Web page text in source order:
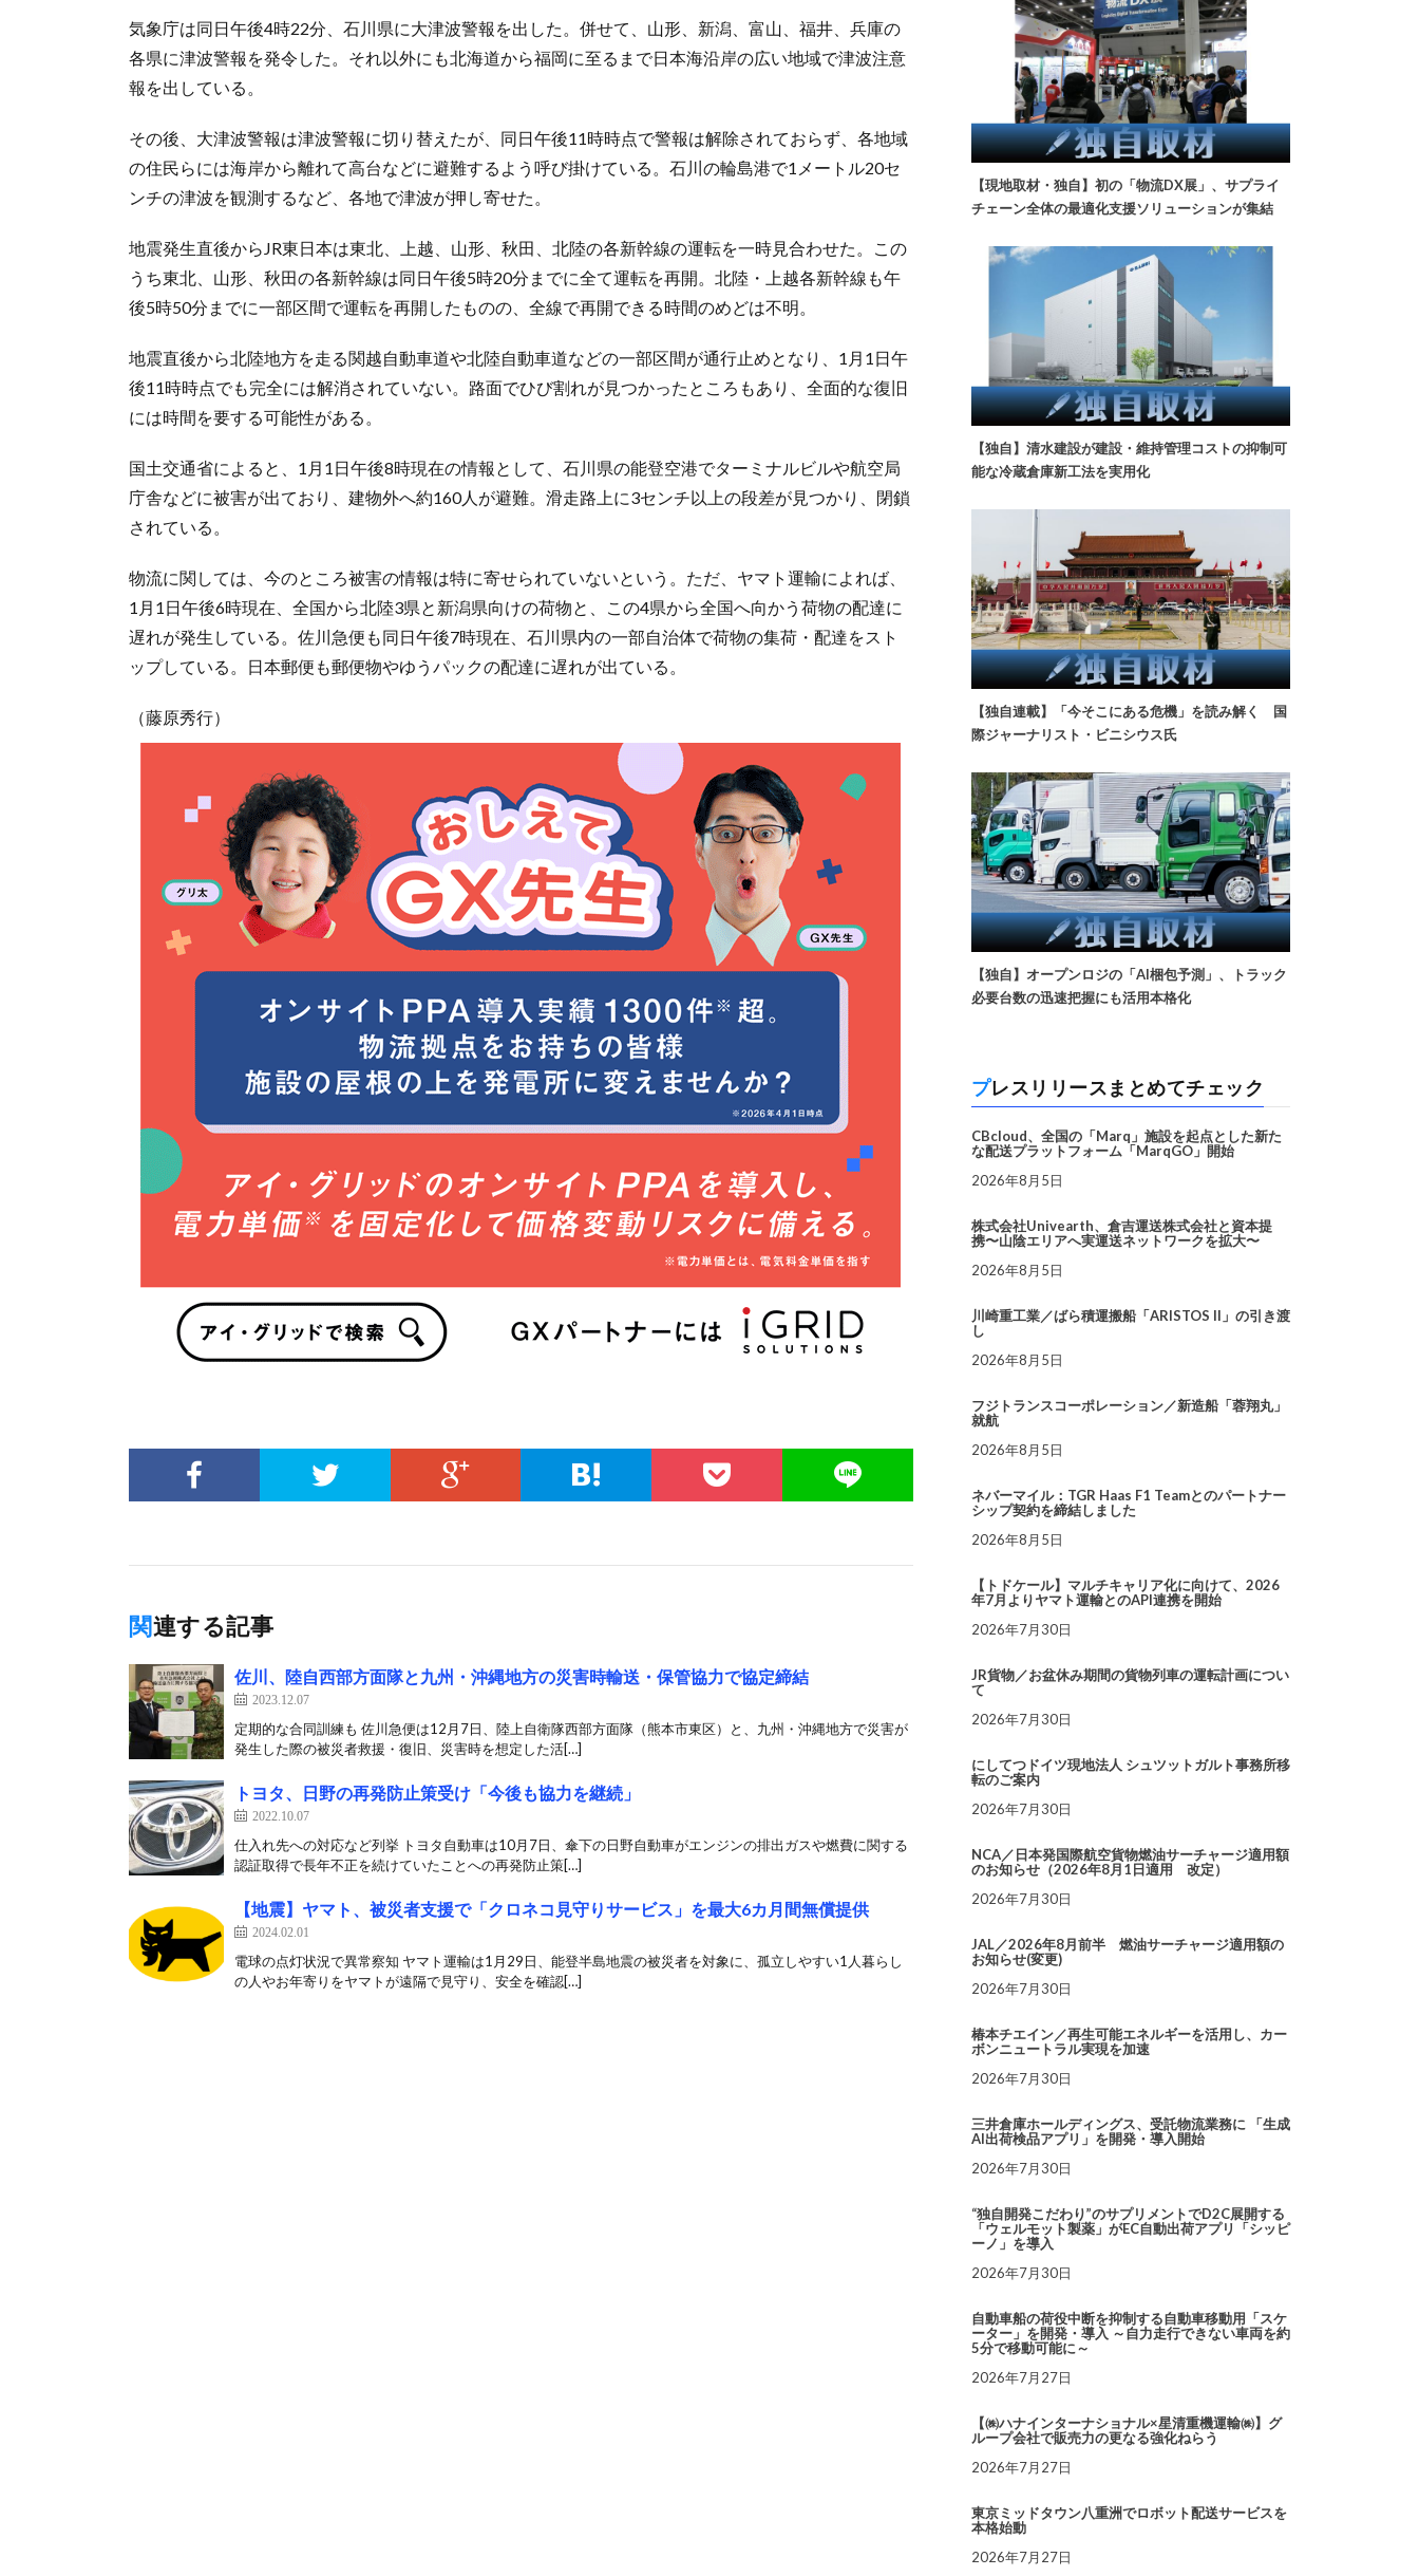
気象庁は同日午後4時22分、石川県に大津波警報を出した。併せて、山形、新潟、富山、福井、兵庫の
各県に津波警報を発令した。それ以外にも北海道から福岡に至るまで日本海沿岸の広い地域で津波注意
報を出している。
その後、大津波警報は津波警報に切り替えたが、同日午後11時時点で警報は解除されておらず、各地域
の住民らには海岸から離れて高台などに避難するよう呼び掛けている。石川の輪島港で1メートル20セ
ンチの津波を観測するなど、各地で津波が押し寄せた。
地震発生直後からJR東日本は東北、上越、山形、秋田、北陸の各新幹線の運転を一時見合わせた。この
うち東北、山形、秋田の各新幹線は同日午後5時20分までに全て運転を再開。北陸・上越各新幹線も午
後5時50分までに一部区間で運転を再開したものの、全線で再開できる時間のめどは不明。
地震直後から北陸地方を走る関越自動車道や北陸自動車道などの一部区間が通行止めとなり、1月1日午
後11時時点でも完全には解消されていない。路面でひび割れが見つかったところもあり、全面的な復旧
には時間を要する可能性がある。
国土交通省によると、1月1日午後8時現在の情報として、石川県の能登空港でターミナルビルや航空局
庁舎などに被害が出ており、建物外へ約160人が避難。滑走路上に3センチ以上の段差が見つかり、閉鎖
されている。
物流に関しては、今のところ被害の情報は特に寄せられていないという。ただ、ヤマト運輸によれば、
1月1日午後6時現在、全国から北陸3県と新潟県向けの荷物と、この4県から全国へ向かう荷物の配達に
遅れが発生している。佐川急便も同日午後7時現在、石川県内の一部自治体で荷物の集荷・配達をスト
ップしている。日本郵便も郵便物やゆうパックの配達に遅れが出ている。
（藤原秀行）
関連する記事
佐川、陸自西部方面隊と九州・沖縄地方の災害時輸送・保管協力で協定締結
2023.12.07
定期的な合同訓練も 佐川急便は12月7日、陸上自衛隊西部方面隊（熊本市東区）と、九州・沖縄地方で災害が
発生した際の被災者救援・復旧、災害時を想定した活[…]
トヨタ、日野の再発防止策受け「今後も協力を継続」
2022.10.07
仕入れ先への対応など列挙 トヨタ自動車は10月7日、傘下の日野自動車がエンジンの排出ガスや燃費に関する
認証取得で長年不正を続けていたことへの再発防止策[…]
【地震】ヤマト、被災者支援で「クロネコ見守りサービス」を最大6カ月間無償提供
2024.02.01
電球の点灯状況で異常察知 ヤマト運輸は1月29日、能登半島地震の被災者を対象に、孤立しやすい1人暮らし
の人やお年寄りをヤマトが遠隔で見守り、安全を確認[…]
【現地取材・独自】初の「物流DX展」、サプライ
チェーン全体の最適化支援ソリューションが集結
【独自】清水建設が建設・維持管理コストの抑制可
能な冷蔵倉庫新工法を実用化
【独自連載】「今そこにある危機」を読み解く 国
際ジャーナリスト・ビニシウス氏
【独自】オープンロジの「AI梱包予測」、トラック
必要台数の迅速把握にも活用本格化
プレスリリースまとめてチェック
CBcloud、全国の「Marq」施設を起点とした新た
な配送プラットフォーム「MarqGO」開始
2026年8月5日
株式会社Univearth、倉吉運送株式会社と資本提
携〜山陰エリアへ実運送ネットワークを拡大〜
2026年8月5日
川崎重工業／ばら積運搬船「ARISTOS II」の引き渡
し
2026年8月5日
フジトランスコーポレーション／新造船「蓉翔丸」
就航
2026年8月5日
ネバーマイル：TGR Haas F1 Teamとのパートナー
シップ契約を締結しました
2026年8月5日
【トドケール】マルチキャリア化に向けて、2026
年7月よりヤマト運輸とのAPI連携を開始
2026年7月30日
JR貨物／お盆休み期間の貨物列車の運転計画につい
て
2026年7月30日
にしてつドイツ現地法人 シュツットガルト事務所移
転のご案内
2026年7月30日
NCA／日本発国際航空貨物燃油サーチャージ適用額
のお知らせ（2026年8月1日適用 改定）
2026年7月30日
JAL／2026年8月前半 燃油サーチャージ適用額の
お知らせ(変更)
2026年7月30日
椿本チエイン／再生可能エネルギーを活用し、カー
ボンニュートラル実現を加速
2026年7月30日
三井倉庫ホールディングス、受託物流業務に 「生成
AI出荷検品アプリ」を開発・導入開始
2026年7月30日
“独自開発こだわり”のサプリメントでD2C展開する
「ウェルモット製薬」がEC自動出荷アプリ「シッピ
ーノ」を導入
2026年7月30日
自動車船の荷役中断を抑制する自動車移動用「スケ
ーター」を開発・導入 ～自力走行できない車両を約
5分で移動可能に～
2026年7月27日
【㈱ハナインターナショナル×星清重機運輸㈱】グ
ループ会社で販売力の更なる強化ねらう
2026年7月27日
東京ミッドタウン八重洲でロボット配送サービスを
本格始動
2026年7月27日